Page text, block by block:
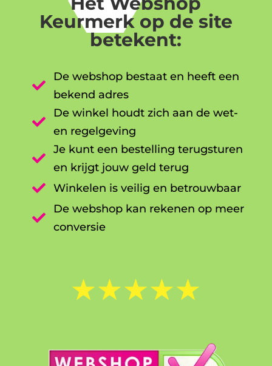
Keurmerk op de site
betekent:

De webshop bestaat en heeft een
bekend adres

De winkel houdt zich aan de wet-
en regelgeving

Je kunt een bestelling terugsturen
en krijgt jouw geld terug

Winkelen is veilig en betrouwbaar

De webshop kan rekenen op meer
conversie
☆☆☆☆☆